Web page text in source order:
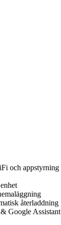
och appstyrning
återladdning
Google Assistant